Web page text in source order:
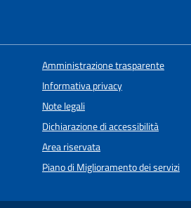
Amministrazione trasparente
Informativa privacy
Note legali
Dichiarazione di accessibilità
Area riservata
Piano di Miglioramento dei servizi